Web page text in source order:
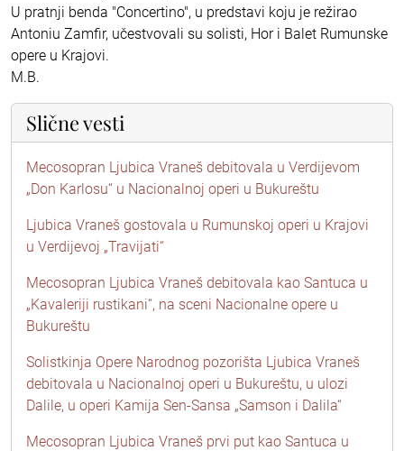
U pratnji benda "Concertino", u predstavi koju je režirao
Antoniu Zamfir, učestvovali su solisti, Hor i Balet Rumunske
opere u Krajovi.
M.B.
Slične vesti
Mecosopran Ljubica Vraneš debitovala u Verdijevom
„Don Karlosu“ u Nacionalnoj operi u Bukureštu
Ljubica Vraneš gostovala u Rumunskoj operi u Krajovi
u Verdijevoj „Travijati“
Mecosopran Ljubica Vraneš debitovala kao Santuca u
„Kavaleriji rustikani“, na sceni Nacionalne opere u
Bukureštu
Solistkinja Opere Narodnog pozorišta Ljubica Vraneš
debitovala u Nacionalnoj operi u Bukureštu, u ulozi
Dalile, u operi Kamija Sen-Sansa „Samson i Dalila“
Mecosopran Ljubica Vraneš prvi put kao Santuca u